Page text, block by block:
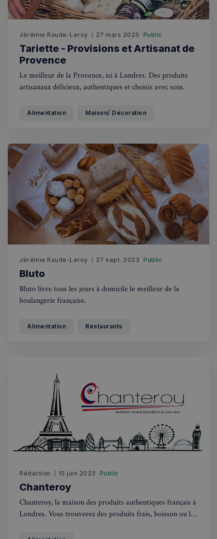
Jérémie Raude-Leroy 27 mars 2025 Public
Tariette - Provisions et Artisanat de
Provence
Le meilleur de la Provence, ici à Londres. Des produits
artisanaux délicieux, authentiques et choisis avec soin.
Alimentation Maison/ Décoration
Jérémie Raude-Leroy 27 sept. 2023 Public
Bluto
Bluto livre tous les jours à domicile le meilleur de la
boulangerie française.
Alimentation Restaurants
Rédaction 15 juin 2023 Public
Chanteroy
Chanteroy, la maison des produits authentiques français à
Londres. Vous trouverez des produits frais, boisson ou la